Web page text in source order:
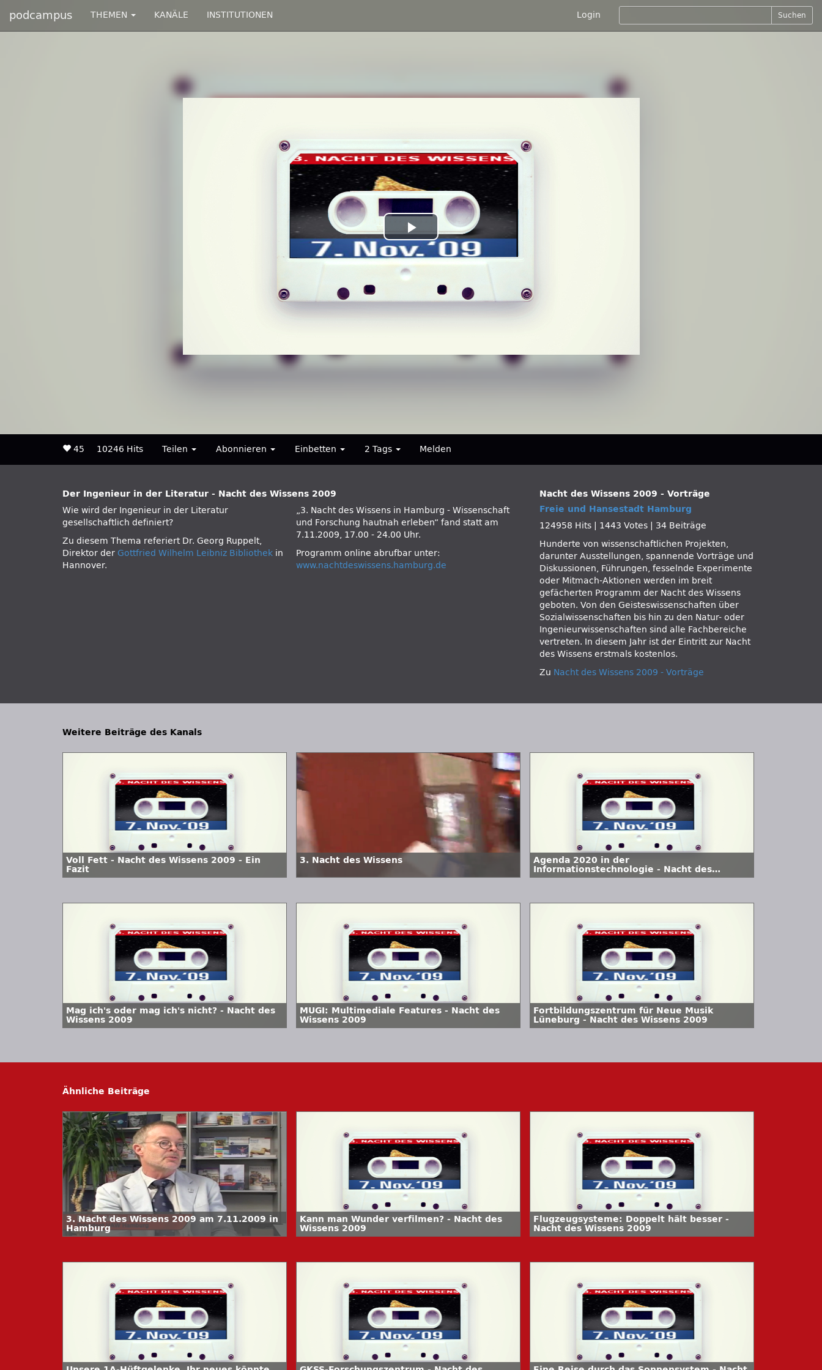
podcampus THEMEN KANÄLE INSTITUTIONEN Login Suchen
Play
Video
45 10246 Hits Teilen Abonnieren Einbetten 2 Tags Melden
Der Ingenieur in der Literatur - Nacht des Wissens 2009
Wie wird der Ingenieur in der Literatur
gesellschaftlich definiert?
Zu diesem Thema referiert Dr. Georg Ruppelt,
Direktor der Gottfried Wilhelm Leibniz Bibliothek in
Hannover.
„3. Nacht des Wissens in Hamburg - Wissenschaft
und Forschung hautnah erleben“ fand statt am
7.11.2009, 17.00 - 24.00 Uhr.
Programm online abrufbar unter:
www.nachtdeswissens.hamburg.de
Nacht des Wissens 2009 - Vorträge
Freie und Hansestadt Hamburg
124958 Hits
1443 Votes
34 Beiträge
Hunderte von wissenschaftlichen Projekten,
darunter Ausstellungen, spannende Vorträge und
Diskussionen, Führungen, fesselnde Experimente
oder Mitmach-Aktionen werden im breit
gefächerten Programm der Nacht des Wissens
geboten. Von den Geisteswissenschaften über
Sozialwissenschaften bis hin zu den Natur- oder
Ingenieurwissenschaften sind alle Fachbereiche
vertreten. In diesem Jahr ist der Eintritt zur Nacht
des Wissens erstmals kostenlos.
Zu Nacht des Wissens 2009 - Vorträge
Weitere Beiträge des Kanals
Voll Fett - Nacht des Wissens 2009 - Ein
Fazit
3. Nacht des Wissens
Agenda 2020 in der
Informationstechnologie - Nacht des
Wissens 2009
Mag ich's oder mag ich's nicht? - Nacht des
Wissens 2009
MUGI: Multimediale Features - Nacht des
Wissens 2009
Fortbildungszentrum für Neue Musik
Lüneburg - Nacht des Wissens 2009
Ähnliche Beiträge
3. Nacht des Wissens 2009 am 7.11.2009 in
Hamburg
Kann man Wunder verfilmen? - Nacht des
Wissens 2009
Flugzeugsysteme: Doppelt hält besser -
Nacht des Wissens 2009